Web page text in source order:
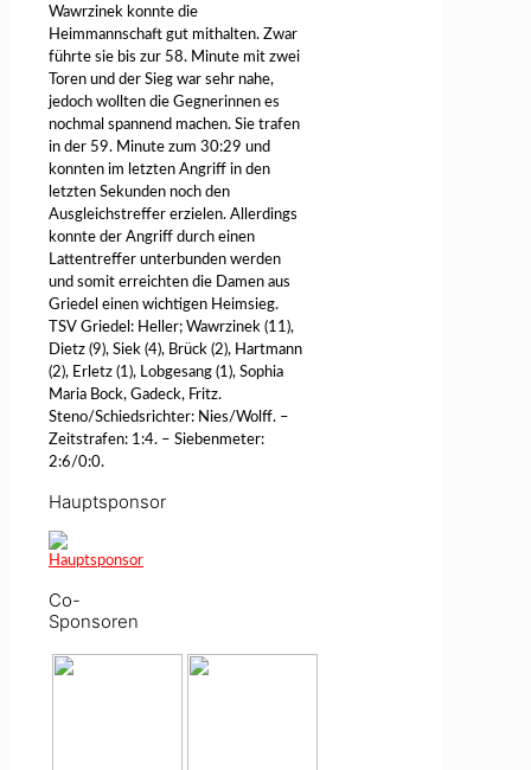
Wawrzinek konnte die
Heimmannschaft gut mithalten. Zwar
führte sie bis zur 58. Minute mit zwei
Toren und der Sieg war sehr nahe,
jedoch wollten die Gegnerinnen es
nochmal spannend machen. Sie trafen
in der 59. Minute zum 30:29 und
konnten im letzten Angriff in den
letzten Sekunden noch den
Ausgleichstreffer erzielen. Allerdings
konnte der Angriff durch einen
Lattentreffer unterbunden werden
und somit erreichten die Damen aus
Griedel einen wichtigen Heimsieg.
TSV Griedel: Heller; Wawrzinek (11),
Dietz (9), Siek (4), Brück (2), Hartmann
(2), Erletz (1), Lobgesang (1), Sophia
Maria Bock, Gadeck, Fritz.
Steno/Schiedsrichter: Nies/Wolff. –
Zeitstrafen: 1:4. – Siebenmeter:
2:6/0:0.
Hauptsponsor
Co-
Sponsoren